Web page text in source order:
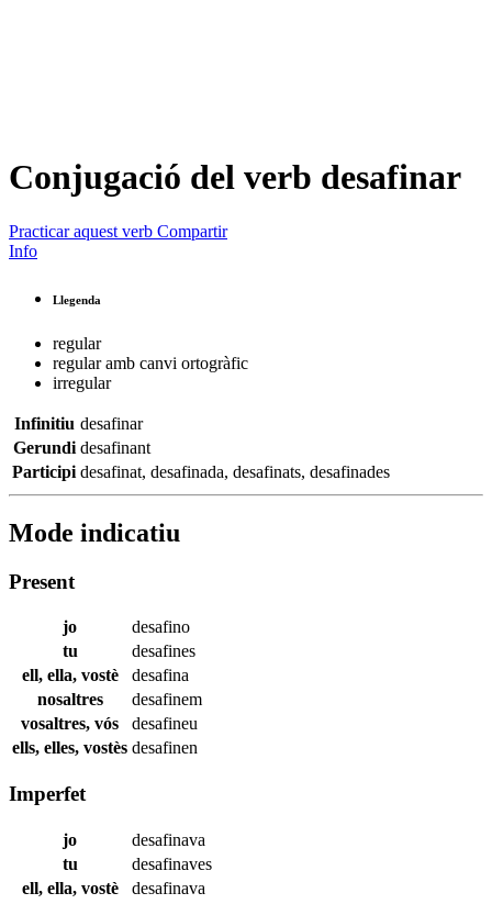
Conjugació del verb desafinar
Practicar aquest verb Compartir
Info
Llegenda
regular
regular amb canvi ortogràfic
irregular
Infinitiu desafinar
Gerundi desafinant
Participi desafinat, desafinada, desafinats, desafinades
Mode indicatiu
Present
jo
desafino
tu
desafines
ell, ella, vostè
desafina
nosaltres
desafinem
vosaltres, vós
desafineu
ells, elles, vostès desafinen
Imperfet
jo
desafinava
tu
desafinaves
ell, ella, vostè
desafinava